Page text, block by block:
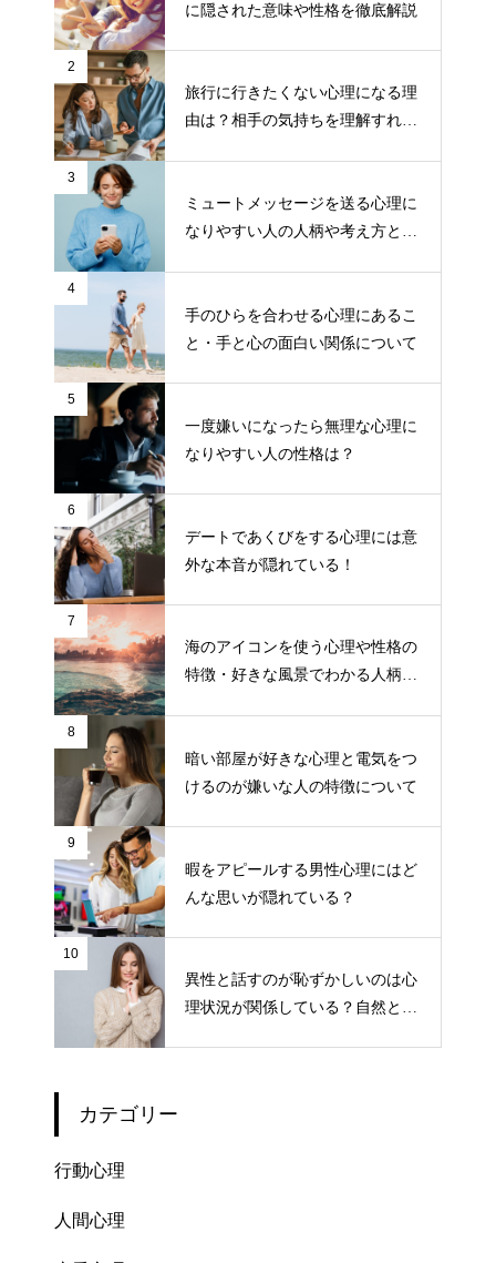
に隠された意味や性格を徹底解説
2
旅行に行きたくない心理になる理
由は？相手の気持ちを理解すれば
3
ミュートメッセージを送る心理に
なりやすい人の人柄や考え方と
4
手のひらを合わせる心理にあるこ
と・手と心の面白い関係について
5
一度嫌いになったら無理な心理に
なりやすい人の性格は？
6
デートであくびをする心理には意
外な本音が隠れている！
7
海のアイコンを使う心理や性格の
特徴・好きな風景でわかる人柄に
8
暗い部屋が好きな心理と電気をつ
けるのが嫌いな人の特徴について
9
暇をアピールする男性心理にはど
んな思いが隠れている？
10
異性と話すのが恥ずかしいのは心
理状況が関係している？自然とコ
カテゴリー
行動心理
人間心理